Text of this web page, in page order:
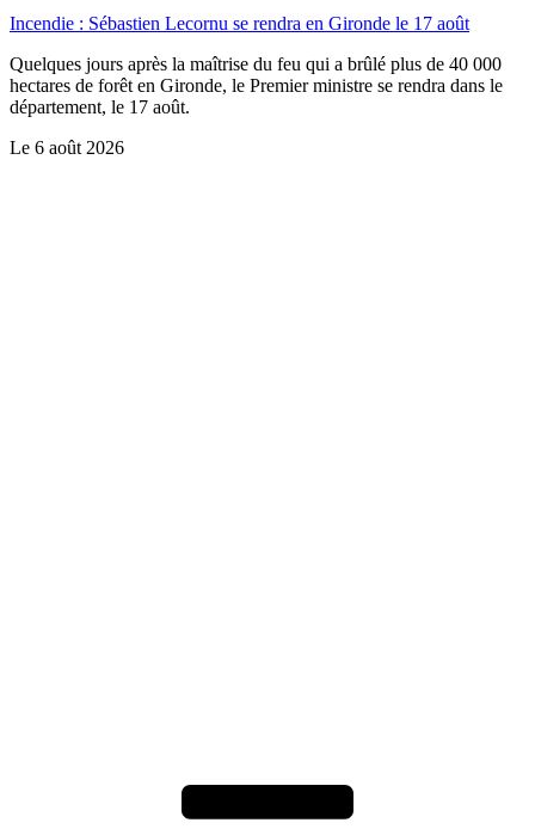
Incendie : Sébastien Lecornu se rendra en Gironde le 17 août
Quelques jours après la maîtrise du feu qui a brûlé plus de 40 000
hectares de forêt en Gironde, le Premier ministre se rendra dans le
département, le 17 août.
Le 6 août 2026